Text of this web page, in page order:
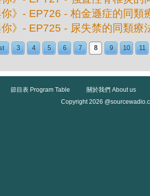
你》- EP726 - 柏金遜症的同類
你》- EP725 - 尿失禁的同類療
3 4 5 6 7 8 9 10 11
節目表 Program Table
關於我們 About us
Copyright 2026